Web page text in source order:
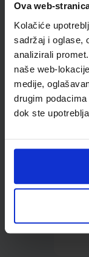
Ova web-
Kolačiće
sadržaj i oglase,
analizirali
naše web-
medije,
drugim
dok ste